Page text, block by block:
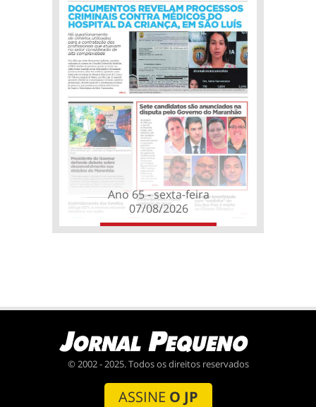
Ano 65 - sexta-feira
07/08/2026
© 2002 - 2025. Todos os direitos reservados
ASSINE O JP